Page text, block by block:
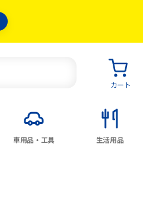
カート
車用品・工具 生活用品